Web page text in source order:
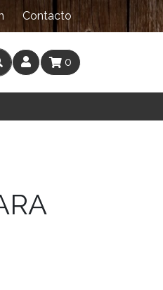
Contacto
0